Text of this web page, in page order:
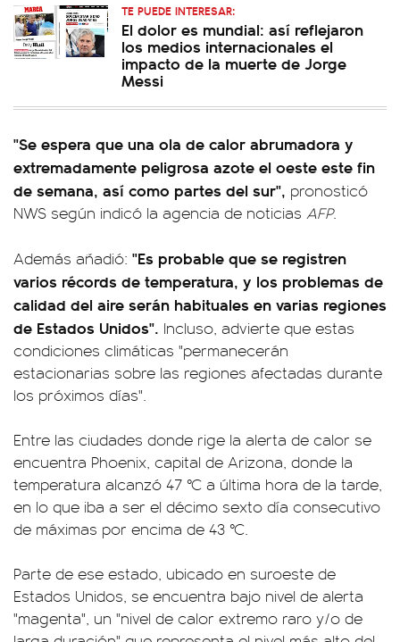
TE PUEDE INTERESAR:
El dolor es mundial: así reflejaron
los medios internacionales el
impacto de la muerte de Jorge
Messi
"Se espera que una ola de calor abrumadora y
extremadamente peligrosa azote el oeste este fin
de semana, así como partes del sur", pronosticó
NWS según indicó la agencia de noticias AFP.
Además añadió: "Es probable que se registren
varios récords de temperatura, y los problemas de
calidad del aire serán habituales en varias regiones
de Estados Unidos". Incluso, advierte que estas
condiciones climáticas "permanecerán
estacionarias sobre las regiones afectadas durante
los próximos días".
Entre las ciudades donde rige la alerta de calor se
encuentra Phoenix, capital de Arizona, donde la
temperatura alcanzó 47 °C a última hora de la tarde,
en lo que iba a ser el décimo sexto día consecutivo
de máximas por encima de 43 °C.
Parte de ese estado, ubicado en suroeste de
Estados Unidos, se encuentra bajo nivel de alerta
"magenta", un "nivel de calor extremo raro y/o de